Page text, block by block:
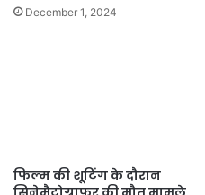
December 1, 2024
फिल्म की शूटिंग के दौरान